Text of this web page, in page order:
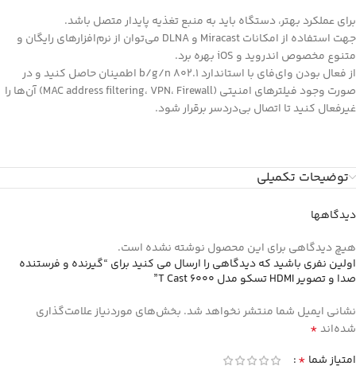
برای عملکرد بهتر، دستگاه باید به منبع تغذیه پایدار متصل باشد.
جهت استفاده از امکانات Miracast و DLNA می‌توان از نرم‌افزارهای رایگان و
متنوع مخصوص اندروید و iOS بهره برد.
از فعال بودن وای‌فای با استاندارد 802.1 b/g/n اطمینان حاصل کنید و در
صورت وجود فیلترهای امنیتی (MAC address filtering، VPN، Firewall) آن‌ها را
غیرفعال کنید تا اتصال بی‌دردسر برقرار شود.
توضیحات تکمیلی
دیدگاهها
هیچ دیدگاهی برای این محصول نوشته نشده است.
اولین نفری باشید که دیدگاهی را ارسال می کنید برای “گیرنده و فرستنده
صدا و تصویر HDMI تسکو مدل T Cast 6000”
نشانی ایمیل شما منتشر نخواهد شد. بخش‌های موردنیاز علامت‌گذاری
شده‌اند*
امتیاز شما *